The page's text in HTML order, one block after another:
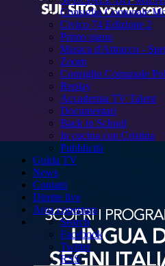
Consiglio Comunale
Civico 74 Edizione 2
Primo piano
Musica d'Attracco -
Zoom
Consiglio Comunale
Replay
Accademia TV Talent
Documentari
Back to School
In cucina con Cristina
Pubblicità
Guida TV
News
Contatti
Dirette live
Area copertura
Search
Facebook
Twitter
RSS